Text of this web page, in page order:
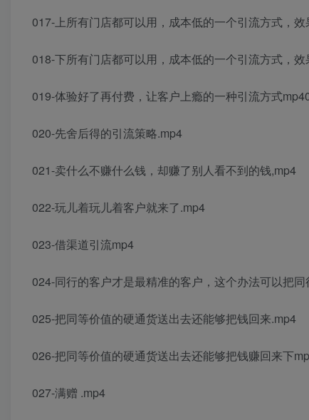
017-上所有门店都可以用，成本低的一个引流方式，
018-下所有门店都可以用，成本低的一个引流方式，
019-体验好了再付费，让客户上瘾的一种引流方式
020-先舍后得的引流策略.mp4
021-卖什么不赚什么钱，却赚了别人看不到的钱,mp4
022-玩儿着玩儿着客户就来了.mp4
023-借渠道引流mp4
024-同行的客户才是最精准的客户，这个办法可以把
025-把同等价值的硬通货送出去还能够把钱回来.mp4
026-把同等价值的硬通货送出去还能够把钱赚回来下
027-满赠 .mp4